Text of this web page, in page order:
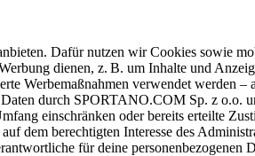
Dafür nutzen wir Cookies sowie
dienen, z. B. um Inhalte und
Werbemaßnahmen verwendet werden
durch SPORTANO.COM Sp. z
einschränken oder bereits erteilte
dem berechtigten Interesse des
für deine personenbezogenen